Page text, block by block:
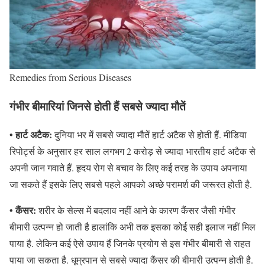
Remedies from Serious Diseases
गंभीर बीमारियां जिनसे होती हैं सबसे ज्यादा मौतें
• हार्ट अटैक:दुनिया भर में सबसे ज्यादा मौतें हार्ट अटैक से होती हैं. मीडिया
रिपोर्ट्स के अनुसार हर साल लगभग 2 करोड़ से ज्यादा भारतीय हार्ट अटैक से
अपनी जान गवाते हैं. हृदय रोग से बचाव के लिए कई तरह के उपाय अपनाया
जा सकते हैं इसके लिए सबसे पहले आपको अच्छे परामर्श की जरूरत होती है.
• कैंसर:शरीर के सेल्स में बदलाव नहीं आने के कारण कैंसर जैसी गंभीर
बीमारी उत्पन्न हो जाती है हालांकि अभी तक इसका कोई सही इलाज नहीं मिल
पाया है. लेकिन कई ऐसे उपाय हैं जिनके प्रयोग से इस गंभीर बीमारी से राहत
पाया जा सकता है. धूम्रपान से सबसे ज्यादा कैंसर की बीमारी उत्पन्न होती है.